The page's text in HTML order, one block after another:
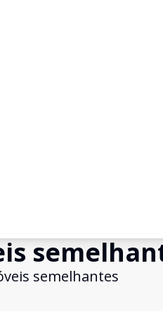
semelhantes